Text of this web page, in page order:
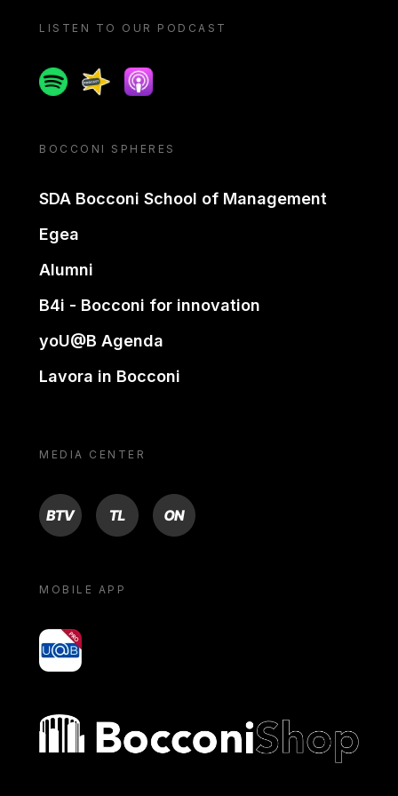
LISTEN TO OUR PODCAST
SpotifySpreakerApple podcast
BOCCONI SPHERES
SDA Bocconi School of Management
Egea
Alumni
B4i - Bocconi for innovation
yoU@B Agenda
Lavora in Bocconi
MEDIA CENTER
BTV TL ON
MOBILE APP
yoU@B
Bocconi shop